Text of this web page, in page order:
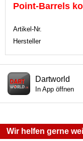
Point-Barrels
Artikel-Nr.
Hersteller
Dartworld
In App öffnen
Wir helfen gerne